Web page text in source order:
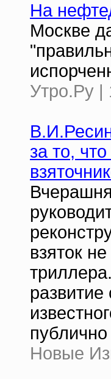
На
Москве
Утро.Ру |
за то,
взяток
Новые